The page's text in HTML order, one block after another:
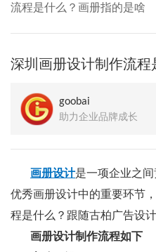
流程是什么？画册指的是啥
深圳画册设计制作流
goobai
助力企业品牌成长
画册设计是一项企业之
优秀画册设计中的重要环节
程是什么？跟随古柏广告设
画册设计制作流程如下